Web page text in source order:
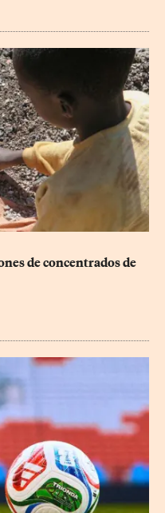
de concentrados de